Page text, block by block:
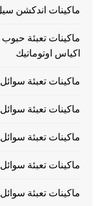
ماكينات اندكشن
ماكينات تعبئة
اكياس اوتوماتيك
ماكينات تعبئة
ماكينات تعبئة
ماكينات تعبئة
ماكينات تعبئة
ماكينات تعبئة